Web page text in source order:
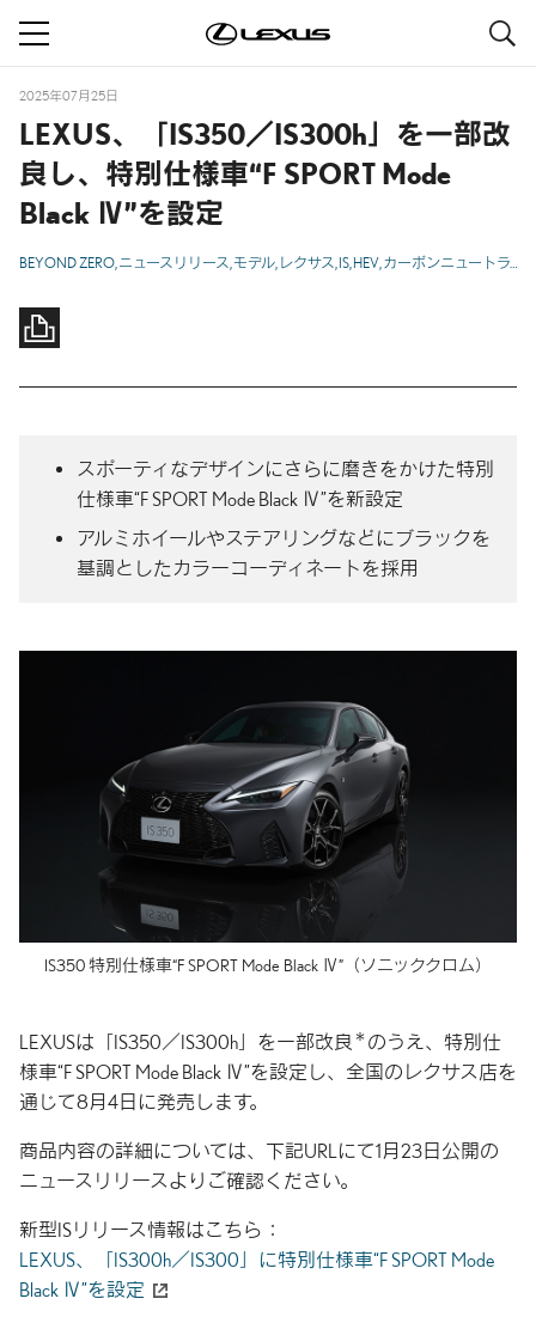
2025年07月25日
LEXUS、「IS350／IS300h」を一部改
良し、特別仕様車“F SPORT Mode
Black Ⅳ”を設定
BEYOND ZERO ニュースリリース モデル レクサス IS HEV カーボンニュートラル
スポーティなデザインにさらに磨きをかけた特別
仕様車“F SPORT Mode Black Ⅳ”を新設定
アルミホイールやステアリングなどにブラックを
基調としたカラーコーディネートを採用
IS350 特別仕様車“F SPORT Mode Black Ⅳ” （ソニッククロム）
LEXUSは「IS350／IS300h」を一部改良 ＊ のうえ、特別仕
様車“F SPORT Mode Black Ⅳ”を設定し、全国のレクサス店を
通じて8月4日に発売します。
商品内容の詳細については、下記URLにて1月23日公開の
ニュースリリースよりご確認ください。
新型ISリリース情報はこちら
LEXUS、「IS300h／IS300」に特別仕様車“F SPORT Mode
Black Ⅳ”を設定